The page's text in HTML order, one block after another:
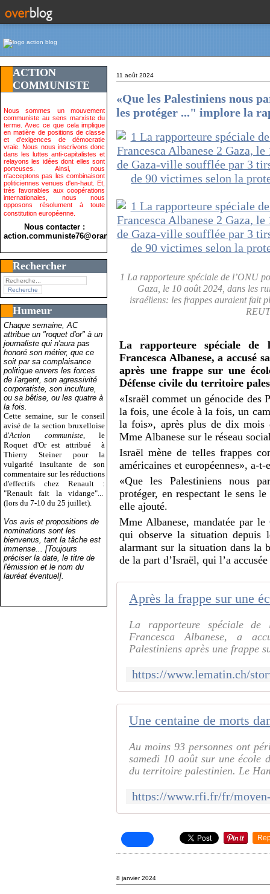
ACTION
COMMUNISTE
Nous sommes un mouvement
communiste au sens marxiste du
terme. Avec ce que cela implique
en matière de positions de classe
et d'exigences de démocratie
vraie. Nous nous inscrivons donc
dans les luttes anti-capitalistes et
relayons les idées dont elles sont
porteuses. Ainsi, nous
n'acceptons pas les combinaisont
politiciennes venues d'en-haut. Et,
très favorables aux coopérations
internationales, nous nous
opposons résolument à toute
constitution européenne.
Nous contacter :
action.communiste76@orange.fr>
Rechercher
Humeur
Chaque semaine, AC
attribue un "roquet d'or" à un
journaliste qui n'aura pas
honoré son métier, que ce
soit par sa complaisance
politique envers les forces
de l'argent, son agressivité
corporatiste, son inculture,
ou sa bêtise, ou les quatre à
la fois.
Cette semaine, sur le conseil
avisé de la section bruxelloise
d'Action communiste , le
Roquet d'Or est attribué
à
Thierry Steiner pour la
vulgarité insultante de son
commentaire sur les réductions
d'effectifs chez Renault :
"Renault fait la vidange"...
(lors du 7-10 du 25 juillet).
Vos avis et propositions de
nominations sont les
bienvenus, tant la tâche est
immense... [Toujours
préciser la date, le titre de
l'émission et le nom du
lauréat éventuel].
11 août 2024
«Que les Palestiniens nous
les protéger ..." implore la
1 La rapporteure spéciale de l’ONU
Gaza, le 10 août 2024, dans les
israéliens: les frappes auraient fait
La rapporteure spéciale de
Francesca Albanese, a accusé
après une frappe sur une
Défense civile du territoire
«Israël commet un génocide des
la fois, une école à la fois, un
la fois», après plus de dix mois
Mme Albanese sur le réseau
Israël mène de telles frappes
américaines et européennes», a-
«Que les Palestiniens nous
protéger, en respectant le sens
elle ajouté.
Mme Albanese, mandatée par
qui observe la situation depuis
alarmant sur la situation dans la
de la part d’Israël, qui l’a
La rapporteure spéciale de
Francesca Albanese, a
Palestiniens après une frappe
Au moins 93 personnes ont
samedi 10 août sur une école
du territoire palestinien. Le
8 janvier 2024